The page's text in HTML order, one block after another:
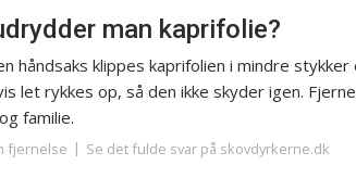
man kaprifolie?
håndsaks klippes kaprifolien i mindre
let rykkes op, så den ikke skyder igen.
familie.
fjernelse Se det fulde svar på skovdyrkerne.dk